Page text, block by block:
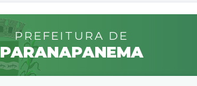
PREFEITURA DE
PARANAPANEMA